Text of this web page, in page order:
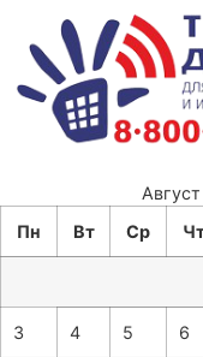
Пн
Вт Ср
3 4 5 6